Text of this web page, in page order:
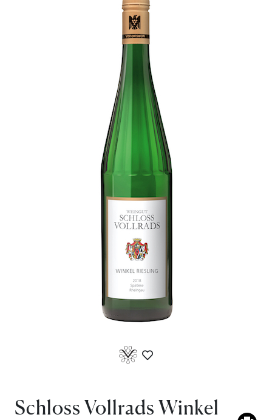
Schloss Vollrads Winkel